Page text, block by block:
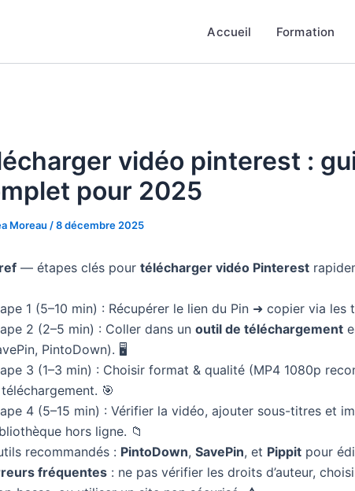
Accueil Formation
vidéo pinterest :
pour 2025
Moreau /8 décembre 2025
— étapes clés pour télécharger vidéo Pinterest
1 (5–10 min) : Récupérer le lien du Pin ➜ copier via les
2 (2–5 min) : Coller dans un outil de téléchargement
PintoDown). 🖥️
3 (1–3 min) : Choisir format & qualité (MP4 1080p
🎯
4 (5–15 min) : Vérifier la vidéo, ajouter sous-titres et
hors ligne. 📁
recommandés : PintoDown, SavePin, et Pippit pour
fréquentes : ne pas vérifier les droits d’auteur,